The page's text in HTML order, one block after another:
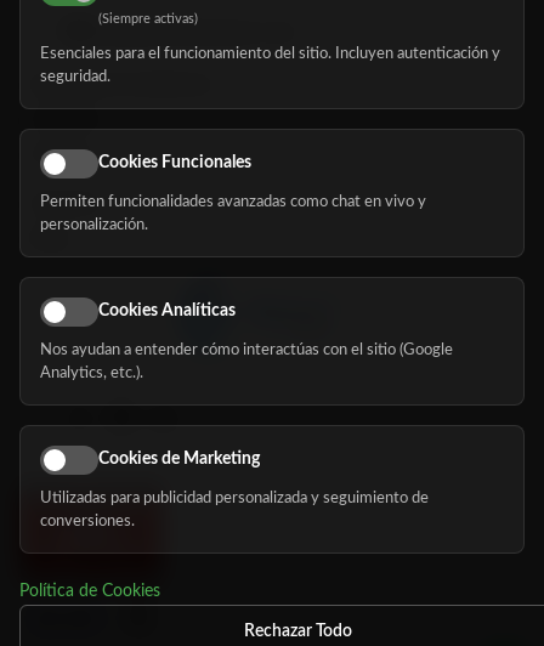
hola@mundomayor.com
Buscador de residencias
Eventos
Nosotros
Síguenos
(Siempre activas)
Esenciales para el funcionamiento del sitio. Incluyen autenticación y
seguridad.
Cookies Funcionales
Permiten funcionalidades avanzadas como chat en vivo y
personalización.
Cookies Analíticas
Nos ayudan a entender cómo interactúas con el sitio (Google
Analytics, etc.).
Cookies de Marketing
Utilizadas para publicidad personalizada y seguimiento de
conversiones.
Política de Cookies
Rechazar Todo